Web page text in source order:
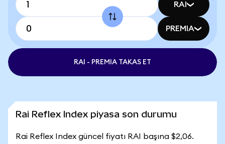
RAI
PREMIA
RAI - PREMIA TAKAS ET
Rai Reflex Index piyasa son durumu
Rai Reflex Index güncel fiyatı RAI başına $2,06.